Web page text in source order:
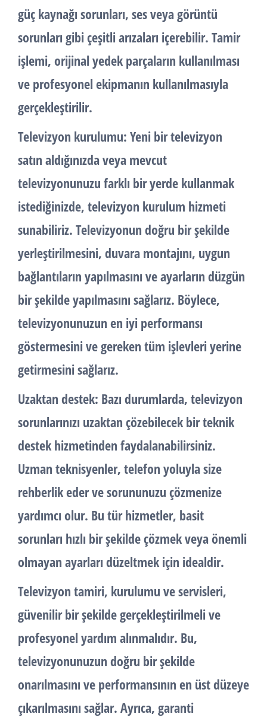
güç kaynağı sorunları, ses veya görüntü
sorunları gibi çeşitli arızaları içerebilir. Tamir
işlemi, orijinal yedek parçaların kullanılması
ve profesyonel ekipmanın kullanılmasıyla
gerçekleştirilir.
Televizyon kurulumu: Yeni bir televizyon
satın aldığınızda veya mevcut
televizyonunuzu farklı bir yerde kullanmak
istediğinizde, televizyon kurulum hizmeti
sunabiliriz. Televizyonun doğru bir şekilde
yerleştirilmesini, duvara montajını, uygun
bağlantıların yapılmasını ve ayarların düzgün
bir şekilde yapılmasını sağlarız. Böylece,
televizyonunuzun en iyi performansı
göstermesini ve gereken tüm işlevleri yerine
getirmesini sağlarız.
Uzaktan destek: Bazı durumlarda, televizyon
sorunlarınızı uzaktan çözebilecek bir teknik
destek hizmetinden faydalanabilirsiniz.
Uzman teknisyenler, telefon yoluyla size
rehberlik eder ve sorununuzu çözmenize
yardımcı olur. Bu tür hizmetler, basit
sorunları hızlı bir şekilde çözmek veya önemli
olmayan ayarları düzeltmek için idealdir.
Televizyon tamiri, kurulumu ve servisleri,
güvenilir bir şekilde gerçekleştirilmeli ve
profesyonel yardım alınmalıdır. Bu,
televizyonunuzun doğru bir şekilde
onarılmasını ve performansının en üst düzeye
çıkarılmasını sağlar. Ayrıca, garanti